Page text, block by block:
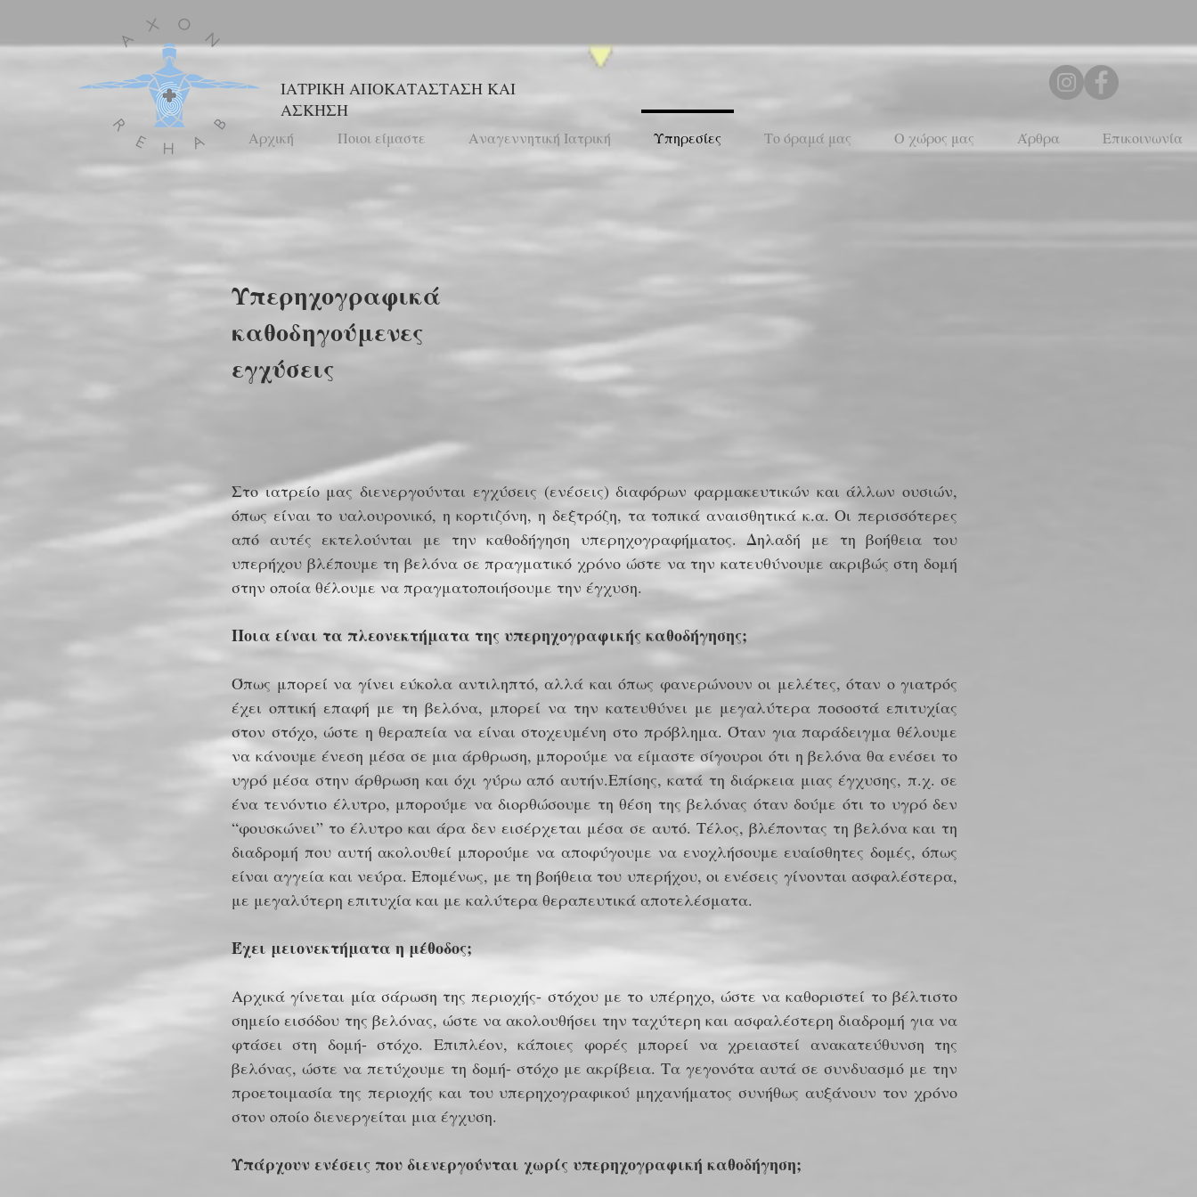
ΙΑΤΡΙΚΗ ΑΠΟΚΑΤΑΣΤΑΣΗ ΚΑΙ
ΑΣΚΗΣΗ
Αρχική Ποιοι είμαστε Αναγεννητική Ιατρική Υπηρεσίες Το όραμά μας Ο χώρος μας Άρθρα Επικοινωνία
Υπερηχογραφικά
καθοδηγούμενες
εγχύσεις
Στο ιατρείο μας διενεργούνται εγχύσεις (ενέσεις) διαφόρων φαρμακευτικών και άλλων ουσιών,
όπως είναι το υαλουρονικό, η κορτιζόνη, η δεξτρόζη, τα τοπικά αναισθητικά κ.α. Οι περισσότερες
από αυτές εκτελούνται με την καθοδήγηση υπερηχογραφήματος. Δηλαδή με τη βοήθεια του
υπερήχου βλέπουμε τη βελόνα σε πραγματικό χρόνο ώστε να την κατευθύνουμε ακριβώς στη δομή
στην οποία θέλουμε να πραγματοποιήσουμε την έγχυση.
Ποια είναι τα πλεονεκτήματα της υπερηχογραφικής καθοδήγησης;
Όπως μπορεί να γίνει εύκολα αντιληπτό, αλλά και όπως φανερώνουν οι μελέτες, όταν ο γιατρός
έχει οπτική επαφή με τη βελόνα, μπορεί να την κατευθύνει με μεγαλύτερα ποσοστά επιτυχίας
στον στόχο, ώστε η θεραπεία να είναι στοχευμένη στο πρόβλημα. Όταν για παράδειγμα θέλουμε
να κάνουμε ένεση μέσα σε μια άρθρωση, μπορούμε να είμαστε σίγουροι ότι η βελόνα θα ενέσει το
υγρό μέσα στην άρθρωση και όχι γύρω από αυτήν.Επίσης, κατά τη διάρκεια μιας έγχυσης, π.χ. σε
ένα τενόντιο έλυτρο, μπορούμε να διορθώσουμε τη θέση της βελόνας όταν δούμε ότι το υγρό δεν
“φουσκώνει” το έλυτρο και άρα δεν εισέρχεται μέσα σε αυτό. Τέλος, βλέποντας τη βελόνα και τη
διαδρομή που αυτή ακολουθεί μπορούμε να αποφύγουμε να ενοχλήσουμε ευαίσθητες δομές, όπως
είναι αγγεία και νεύρα. Επομένως, με τη βοήθεια του υπερήχου, οι ενέσεις γίνονται ασφαλέστερα,
με μεγαλύτερη επιτυχία και με καλύτερα θεραπευτικά αποτελέσματα.
Έχει μειονεκτήματα η μέθοδος;
Αρχικά γίνεται μία σάρωση της περιοχής- στόχου με το υπέρηχο, ώστε να καθοριστεί το βέλτιστο
σημείο εισόδου της βελόνας, ώστε να ακολουθήσει την ταχύτερη και ασφαλέστερη διαδρομή για να
φτάσει στη δομή- στόχο. Επιπλέον, κάποιες φορές μπορεί να χρειαστεί ανακατεύθυνση της
βελόνας, ώστε να πετύχουμε τη δομή- στόχο με ακρίβεια. Τα γεγονότα αυτά σε συνδυασμό με την
προετοιμασία της περιοχής και του υπερηχογραφικού μηχανήματος συνήθως αυξάνουν τον χρόνο
στον οποίο διενεργείται μια έγχυση.
Υπάρχουν ενέσεις που διενεργούνται χωρίς υπερηχογραφική καθοδήγηση;